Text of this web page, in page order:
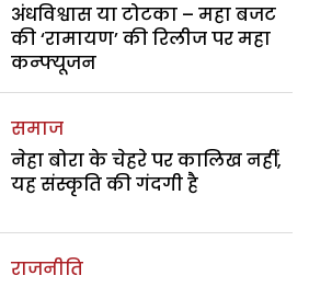
अंधविश्वास या टोटका – महा बजट
की ‘रामायण’ की रिलीज पर महा
कन्फ्यूजन
समाज
नेहा बोरा के चेहरे पर कालिख नहीं,
यह संस्कृति की गंदगी है
राजनीति